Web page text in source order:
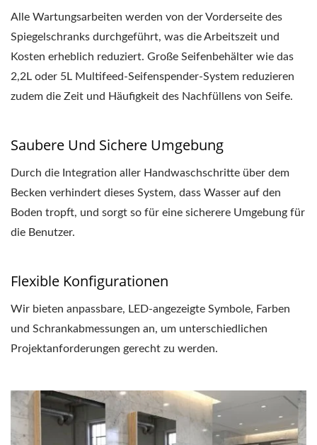
Alle Wartungsarbeiten werden von der Vorderseite des
Spiegelschranks durchgeführt, was die Arbeitszeit und
Kosten erheblich reduziert. Große Seifenbehälter wie das
2,2L oder 5L Multifeed-Seifenspender-System reduzieren
zudem die Zeit und Häufigkeit des Nachfüllens von Seife.
Saubere Und Sichere Umgebung
Durch die Integration aller Handwaschschritte über dem
Becken verhindert dieses System, dass Wasser auf den
Boden tropft, und sorgt so für eine sicherere Umgebung für
die Benutzer.
Flexible Konfigurationen
Wir bieten anpassbare, LED-angezeigte Symbole, Farben
und Schrankabmessungen an, um unterschiedlichen
Projektanforderungen gerecht zu werden.